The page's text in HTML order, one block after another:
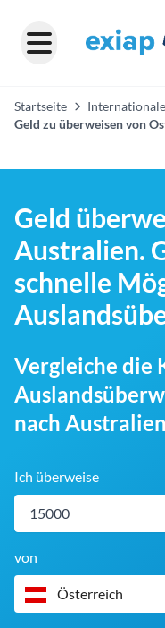
Startseite
Geld zu überweisen von
Geld
Australien.
schnelle
Vergleiche die
nach
Ich überweise
von
Österreich